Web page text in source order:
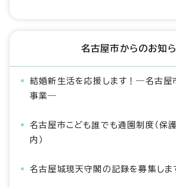
名古屋市からのお知
結婚新生活を応援します！―名古屋
事業―
名古屋市こども誰でも通園制度（保
内）
名古屋城現天守閣の記録を募集しま